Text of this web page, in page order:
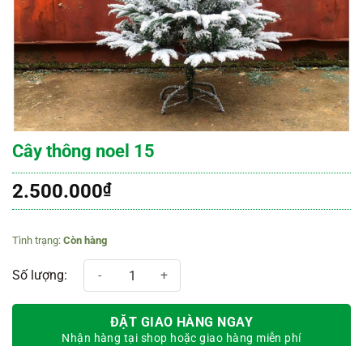
Cây thông noel 15
2.500.000₫
Còn hàng
Cây thông noel 15 số lượng
ĐẶT GIAO HÀNG NGAY
Nhận hàng tại shop hoặc giao hàng miễn phí